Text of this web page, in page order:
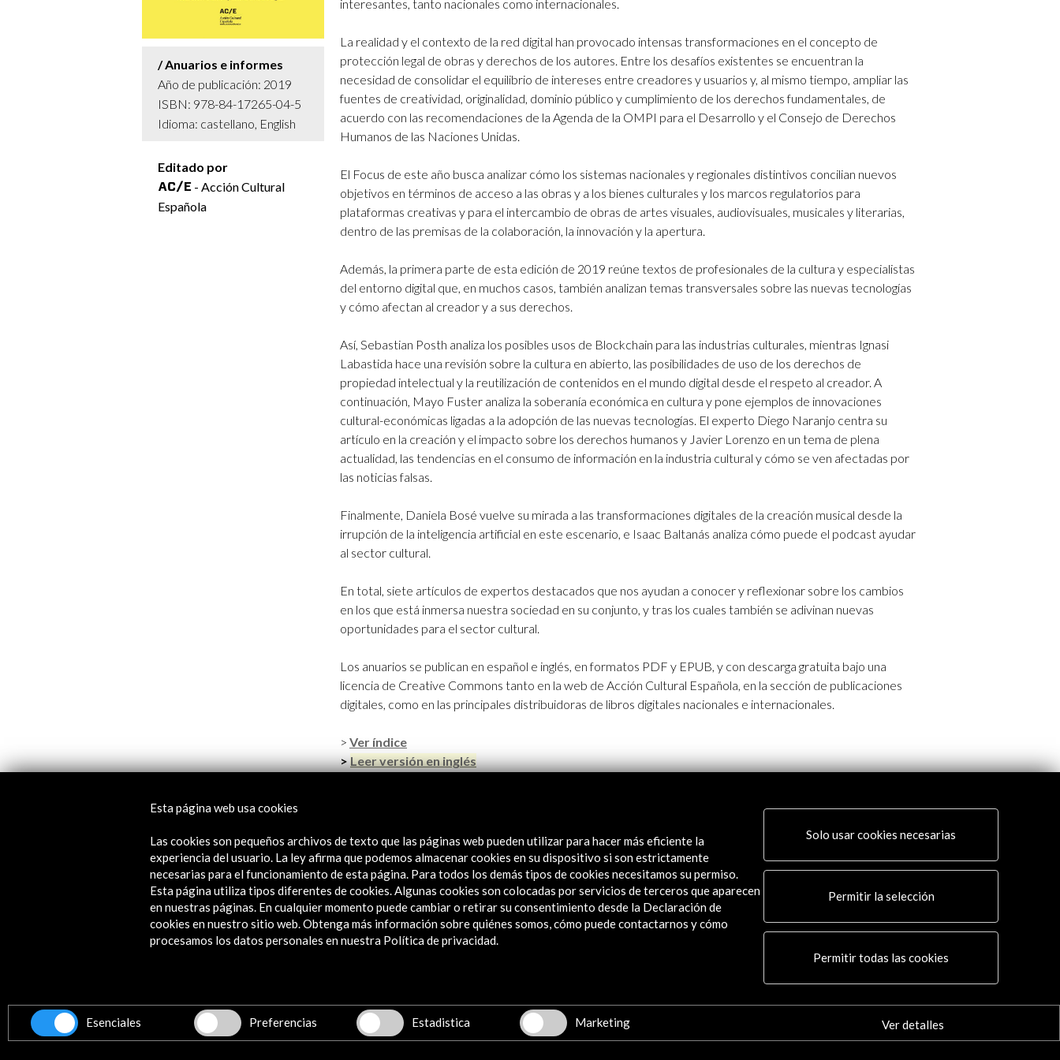
Contacto
interesantes, tanto nacionales como internacionales.
La realidad y el contexto de la red digital han provocado intensas transformaciones en el concepto de
protección legal de obras y derechos de los autores. Entre los desafíos existentes se encuentran la
necesidad de consolidar el equilibrio de intereses entre creadores y usuarios y, al mismo tiempo, ampliar las
fuentes de creatividad, originalidad, dominio público y cumplimiento de los derechos fundamentales, de
acuerdo con las recomendaciones de la Agenda de la OMPI para el Desarrollo y el Consejo de Derechos
Humanos de las Naciones Unidas.
El Focus de este año busca analizar cómo los sistemas nacionales y regionales distintivos concilian nuevos
objetivos en términos de acceso a las obras y a los bienes culturales y los marcos regulatorios para
plataformas creativas y para el intercambio de obras de artes visuales, audiovisuales, musicales y literarias,
dentro de las premisas de la colaboración, la innovación y la apertura.
Además, la primera parte de esta edición de 2019 reúne textos de profesionales de la cultura y especialistas
del entorno digital que, en muchos casos, también analizan temas transversales sobre las nuevas tecnologías
y cómo afectan al creador y a sus derechos.
Así, Sebastian Posth analiza los posibles usos de Blockchain para las industrias culturales, mientras Ignasi
Labastida hace una revisión sobre la cultura en abierto, las posibilidades de uso de los derechos de
propiedad intelectual y la reutilización de contenidos en el mundo digital desde el respeto al creador. A
continuación, Mayo Fuster analiza la soberanía económica en cultura y pone ejemplos de innovaciones
cultural-económicas ligadas a la adopción de las nuevas tecnologías. El experto Diego Naranjo centra su
artículo en la creación y el impacto sobre los derechos humanos y Javier Lorenzo en un tema de plena
actualidad, las tendencias en el consumo de información en la industria cultural y cómo se ven afectadas por
las noticias falsas.
Finalmente, Daniela Bosé vuelve su mirada a las transformaciones digitales de la creación musical desde la
irrupción de la inteligencia artificial en este escenario, e Isaac Baltanás analiza cómo puede el podcast ayudar
al sector cultural.
En total, siete artículos de expertos destacados que nos ayudan a conocer y reflexionar sobre los cambios
en los que está inmersa nuestra sociedad en su conjunto, y tras los cuales también se adivinan nuevas
oportunidades para el sector cultural.
Los anuarios se publican en español e inglés, en formatos PDF y EPUB, y con descarga gratuita bajo una
licencia de Creative Commons tanto en la web de Acción Cultural Española, en la sección de publicaciones
digitales, como en las principales distribuidoras de libros digitales nacionales e internacionales.
> Ver índice
>Leer versión en inglés
Anuarios e informes
Año de publicación: 2019
ISBN: 978-84-17265-04-5
Idioma: castellano, English
Editado por
- Acción Cultural
Española
Actividades Relacionadas
Esta página web usa cookies
Las cookies son pequeños archivos de texto que las páginas web pueden utilizar para hacer más eficiente la
experiencia del usuario. La ley afirma que podemos almacenar cookies en su dispositivo si son estrictamente
necesarias para el funcionamiento de esta página. Para todos los demás tipos de cookies necesitamos su permiso.
Esta página utiliza tipos diferentes de cookies. Algunas cookies son colocadas por servicios de terceros que aparecen
en nuestras páginas. En cualquier momento puede cambiar o retirar su consentimiento desde la Declaración de
cookies en nuestro sitio web. Obtenga más información sobre quiénes somos, cómo puede contactarnos y cómo
procesamos los datos personales en nuestra Política de privacidad.
Solo usar cookies necesarias
Permitir la selección
Permitir todas las cookies
Esenciales Preferencias Estadistica Marketing Ver detalles